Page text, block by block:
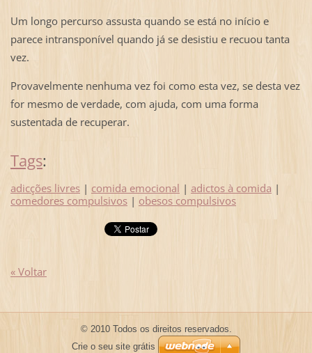
Um longo percurso assusta quando se está no início e
parece intransponível quando já se desistiu e recuou tanta
vez.
Provavelmente nenhuma vez foi como esta vez, se desta vez
for mesmo de verdade, com ajuda, com uma forma
sustentada de recuperar.
Tags:
adicções livres | comida emocional | adictos à comida |
comedores compulsivos | obesos compulsivos
« Voltar
© 2010 Todos os direitos reservados.
Crie o seu site grátis